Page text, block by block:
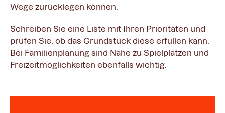
Wege zurücklegen können.
Schreiben Sie eine Liste mit Ihren Prioritäten und
prüfen Sie, ob das Grundstück diese erfüllen kann.
Bei Familienplanung sind Nähe zu Spielplätzen und
Freizeitmöglichkeiten ebenfalls wichtig.